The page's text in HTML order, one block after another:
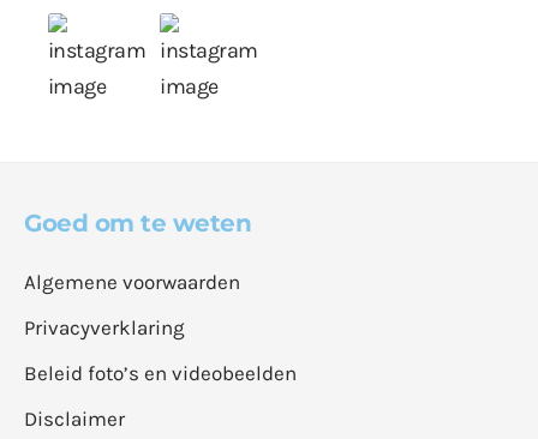
Goed om te weten
Algemene voorwaarden
Privacyverklaring
Beleid foto’s en videobeelden
Disclaimer